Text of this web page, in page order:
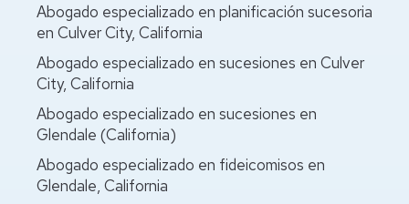
Abogado especializado en planificación sucesoria
en Culver City, California
Abogado especializado en sucesiones en Culver
City, California
Abogado especializado en sucesiones en
Glendale (California)
Abogado especializado en fideicomisos en
Glendale, California